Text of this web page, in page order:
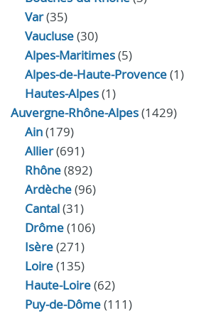
Var(35)
Vaucluse(30)
Alpes-Maritimes(5)
Alpes-de-Haute-Provence(1)
Hautes-Alpes(1)
Auvergne-Rhône-Alpes(1429)
Ain(179)
Allier(691)
Rhône(892)
Ardèche(96)
Cantal(31)
Drôme(106)
Isère(271)
Loire(135)
Haute-Loire(62)
Puy-de-Dôme(111)